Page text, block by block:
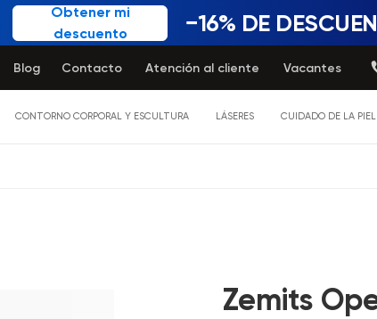
Obtener mi
descuento
−16% DE
Contacto
Blog Atención al cliente Vacantes
CONTORNO CORPORAL Y ESCULTURA LÁSERES CUIDADO DE LA PIEL
Zemits